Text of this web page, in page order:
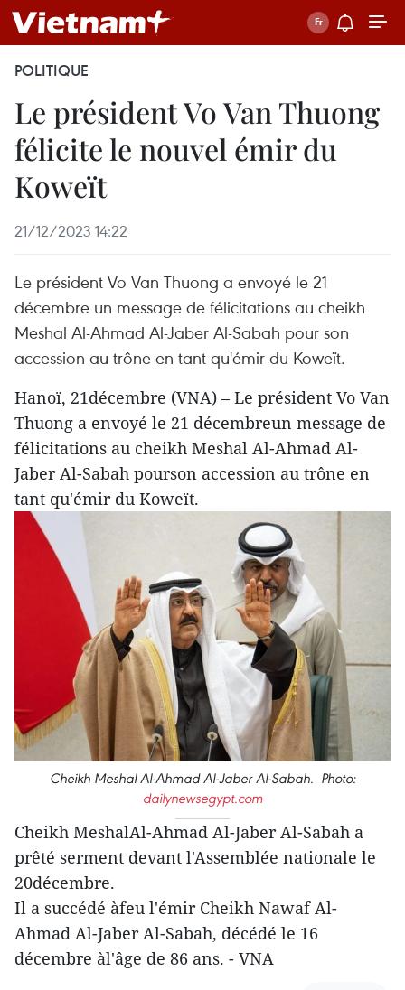
POLITIQUE
Le président Vo Van Thuong
félicite le nouvel émir du
Koweït
21/12/2023 14:22
Le président Vo Van Thuong a envoyé le 21
décembre un message de félicitations au cheikh
Meshal Al-Ahmad Al-Jaber Al-Sabah pour son
accession au trône en tant qu'émir du Koweït.
Hanoï, 21décembre (VNA) – Le président Vo Van
Thuong a envoyé le 21 décembreun message de
félicitations au cheikh Meshal Al-Ahmad Al-
Jaber Al-Sabah pourson accession au trône en
tant qu'émir du Koweït.
Cheikh Meshal Al-Ahmad Al-Jaber Al-Sabah. Photo:
dailynewsegypt.com
Cheikh MeshalAl-Ahmad Al-Jaber Al-Sabah a
prêté serment devant l'Assemblée nationale le
20décembre.
Il a succédé àfeu l'émir Cheikh Nawaf Al-
Ahmad Al-Jaber Al-Sabah, décédé le 16
décembre àl'âge de 86 ans. - VNA